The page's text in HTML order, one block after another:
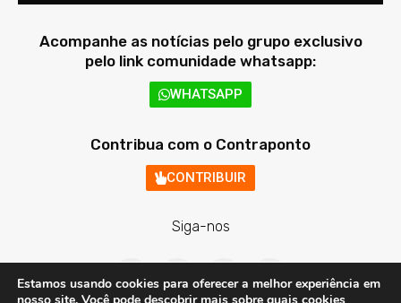
Acompanhe as notícias pelo grupo exclusivo
pelo link comunidade whatsapp:
WHATSAPP
Contribua com o Contraponto
CONTRIBUIR
Siga-nos
F
a
c
T
w
i
I
n
s
Y
o
u
Estamos usando cookies para oferecer a melhor experiência em